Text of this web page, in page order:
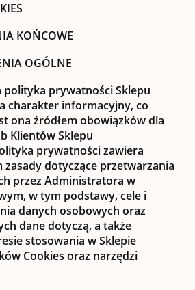
KOŃCOWE
OGÓLNE
polityka prywatności Sklepu
charakter informacyjny, co
ona źródłem obowiązków dla
Klientów Sklepu
prywatności zawiera
zasady dotyczące przetwarzania
przez Administratora w
w tym podstawy, cele i
danych osobowych oraz
dane dotyczą, a także
stosowania w Sklepie
Cookies oraz narzędzi